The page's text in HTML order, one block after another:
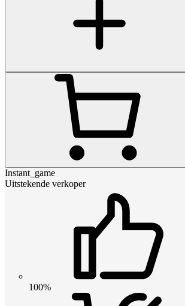
Instant_game
Uitstekende verkoper
100%